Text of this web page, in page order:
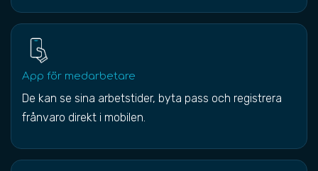
App för medarbetare
De kan se sina arbetstider, byta pass och registrera
frånvaro direkt i mobilen.